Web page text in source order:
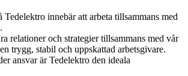
Tedelektro innebär att arbeta tillsammans med
relationer och strategier tillsammans med vår
trygg, stabil och uppskattad arbetsgivare.
ansvar är Tedelektro den ideala